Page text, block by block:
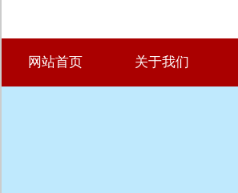
网站首页 关于我们